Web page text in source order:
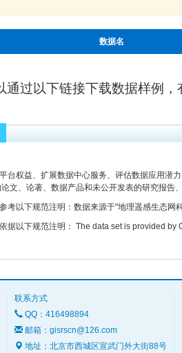
数据名
通过以下链接下载数据样例
权益、扩展数据中心服务、评估数据应用潜
文、论著、数据产品和未公开发表的研究报告
以下规范注明：数据来源于"地理遥感生态网
以下规范注明： The data set is provided by
联系方式
QQ：416498894
邮箱：gisrscn@126.com
地址：北京市西城区宣武门外大街88号